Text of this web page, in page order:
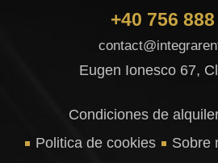
+40 756
Eugen Ionesco 67,
Condiciones de
Politica de cookies
Sobre